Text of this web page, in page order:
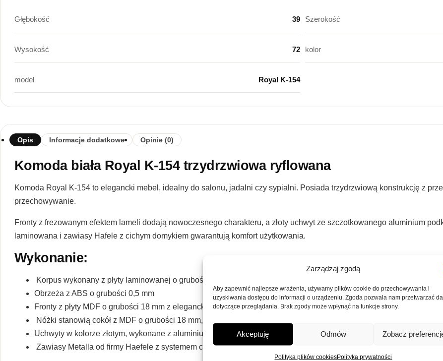
Zarządzaj zgodą
Aby zapewnić najlepsze wrażenia, używamy plików cookie do przechowywania i
uzyskiwania dostępu do informacji o urządzeniu. Zgoda pozwala nam przetwarzać
dotyczące przeglądania. Brak zgody może wpłynąć na funkcje strony.
Akceptuję Odmów Zobacz
Polityka plików cookiesPolityka prywatności
Głębokość 39 Szerokość
Wysokość 72 kolor
model Royal K-154
Opis Informacje dodatkowe Opinie (0)
Komoda biała Royal K-154 trzydrzwiowa ryflowana
Komoda Royal K-154 to elegancki mebel, idealny do salonu, jadalni czy sypialni. Posiada trzydrzwiową konstrukcję z
przechowywanie.
Fronty z frezowanym efektem lameli dodają nowoczesnego charakteru, a złoty uchwyt ze szczotkowanego aluminium
laminowana i zawiasy Hafele z cichym domykiem gwarantują komfort użytkowania.
Wykonanie:
Korpus wykonany z płyty laminowanej o grubości 16 mm
Obrzeża z ABS o grubości 0,5 mm
Fronty z płyty MDF o grubości 18 mm z eleganckim frezowaniem
Nóżki stanowią cokół z MDF o grubości 18 mm, zakończony ślizgami z tworzywa sztucznego
Uchwyty w kolorze złotym, wykonane z aluminium w wykończeniu szczotkowanym
Zawiasy Metalla od firmy Haefele z systemem cichego domykania